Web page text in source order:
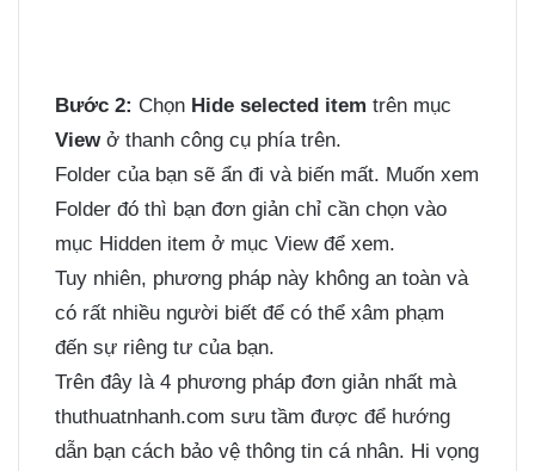
Bước 2: Chọn Hide selected item trên mục
Viewở thanh công cụ phía trên.
Folder của bạn sẽ ẩn đi và biến mất. Muốn xem
Folder đó thì bạn đơn giản chỉ cần chọn vào
mục Hidden item ở mục View để xem.
Tuy nhiên, phương pháp này không an toàn và
có rất nhiều người biết để có thể xâm phạm
đến sự riêng tư của bạn.
Trên đây là 4 phương pháp đơn giản nhất mà
thuthuatnhanh.com sưu tầm được để hướng
dẫn bạn cách bảo vệ thông tin cá nhân. Hi vọng